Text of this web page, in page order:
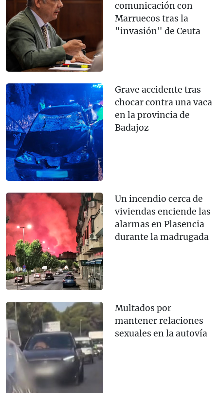
comunicación con
Marruecos tras la
"invasión" de Ceuta
Grave accidente tras
chocar contra una vaca
en la provincia de
Badajoz
Un incendio cerca de
viviendas enciende las
alarmas en Plasencia
durante la madrugada
Multados por
mantener relaciones
sexuales en la autovía